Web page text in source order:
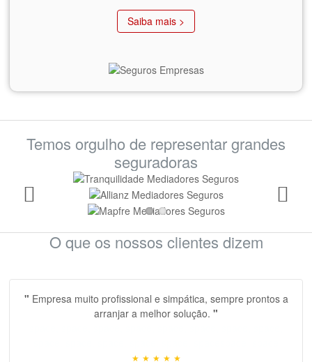
Saiba mais >
Temos orgulho de representar grandes
seguradoras
O que os nossos clientes dizem
" Empresa muito profissional e simpática, sempre prontos a
arranjar a melhor solução. "
★ ★ ★ ★ ★